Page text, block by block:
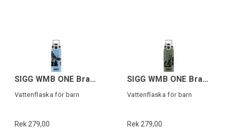
SIGG WMB ONE Brave Eagle 0,6 L
Vattenflaska för barn
Rek 279,00
SIGG WMB ONE Brave Mountainlion 0,6 L
Vattenflaska för barn
Rek 279,00